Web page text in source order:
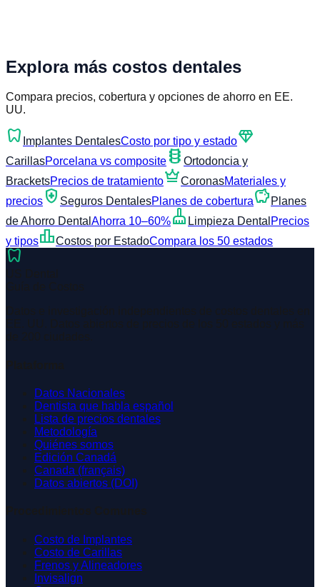
Explora más costos dentales
Compara precios, cobertura y opciones de ahorro en EE.
UU.
dentistry Implantes DentalesCosto por tipo y estadodiamond
CarillasPorcelana vs composite orthopedics Ortodoncia y
BracketsPrecios de tratamientocrownCoronasMateriales y
precios health_and_safety Seguros DentalesPlanes de coberturasavings Planes
de Ahorro Dental Ahorra 10–60%cleaning_services Limpieza Dental Precios
y tiposleaderboardCostos por EstadoCompara los 50 estados
dentistry
Datos Nacionales
Dentista que habla español
Lista de precios dentales
Metodología
Quiénes somos
Edición Canadá
Canada (français)
Datos abiertos (DOI)
Costo de Implantes
Costo de Carillas
Frenos y Alineadores
Invisalign